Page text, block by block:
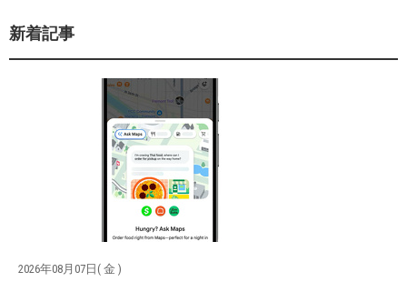
新着記事
2026年08月07日( 金 )